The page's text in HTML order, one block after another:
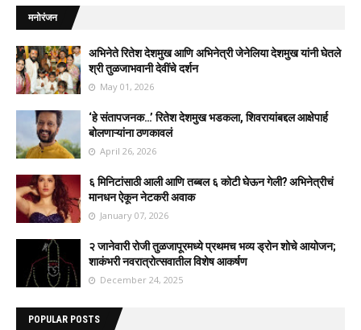
मनोरंजन
अभिनेते रितेश देशमुख आणि अभिनेत्री जेनेलिया देशमुख यांनी घेतले
श्री तुळजाभवानी देवींचे दर्शन
May 01, 2026
‘हे संतापजनक…’ रितेश देशमुख भडकला, शिवरायांबद्दल आक्षेपार्ह
बोलणाऱ्यांना ठणकावलं
April 26, 2026
६ मिनिटांसाठी आली आणि तब्बल ६ कोटी घेऊन गेली? अभिनेत्रीचं
मानधन ऐकून नेटकरी अवाक
January 07, 2026
२ जानेवारी रोजी तुळजापूरमध्ये प्रथमच भव्य ड्रोन शोचे आयोजन;
शाकंभरी नवरात्रोत्सवातील विशेष आकर्षण
December 24, 2025
POPULAR POSTS